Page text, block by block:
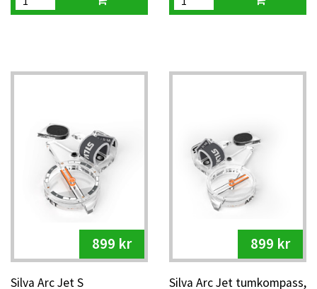
899 kr
Silva Arc Jet S
899 kr
Silva Arc Jet tumkompass,